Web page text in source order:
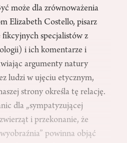
może dla zrównoważenia
Elizabeth Costello, pisarz
specjalistów z
i ich komentarze i
argumenty natury
ludzi w ujęciu etycznym,
strony określa tę relację.
dla „sympatyzującej
i przekonanie, że
powinna objąć